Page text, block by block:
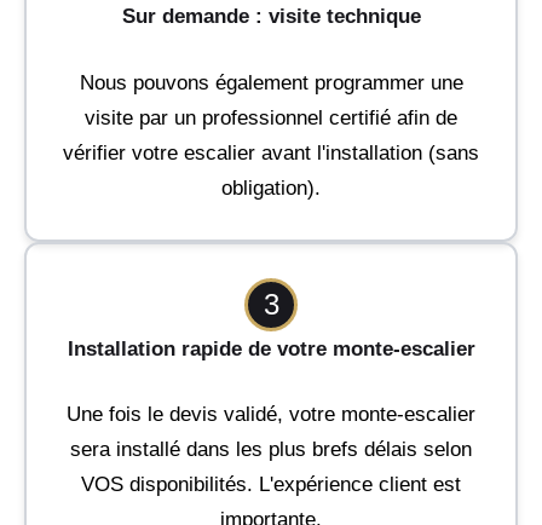
Sur demande : visite technique
Nous pouvons également programmer une
visite par un professionnel certifié afin de
vérifier votre escalier avant l'installation (sans
obligation).
3
Installation rapide de votre monte-escalier
Une fois le devis validé, votre monte-escalier
sera installé dans les plus brefs délais selon
VOS disponibilités. L'expérience client est
importante.